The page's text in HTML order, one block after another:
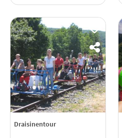
Draisinentour